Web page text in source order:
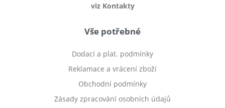
viz Kontakty
Vše potřebné
Dodací a plat. podmínky
Reklamace a vrácení zboží
Obchodní podmínky
Zásady zpracování osobních údajů